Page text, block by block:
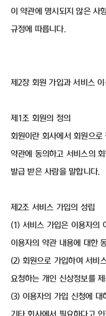
이 약관에 명시되지 않은 사
규정에 따릅니다.
제2장 회원 가입과 서비스 이
제1조 회원의 정의
회원이란 회사에서 회원으
약관에 동의하고 서비스의
발급 받은 사람을 말합니다.
제2조 서비스 가입의 성립
(1) 서비스 가입은 이용자의
이용자의 약관 내용에 대한
(2) 회원으로 가입하여 서비
요청하는 개인 신상정보를
(3) 이용자의 가입 신청에 대